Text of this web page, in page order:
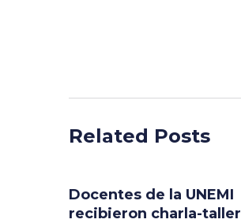
Related Posts
Docentes de la UNEMI
recibieron charla-taller